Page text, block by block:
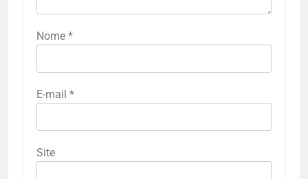
Nome *
E-mail *
Site